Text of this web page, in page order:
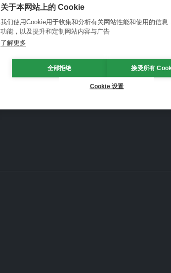
关于本网站上的 Cookie
我们使用Cookie用于收集和分析有关网站性能和使用的信息
功能，以及提升和定制网站内容与广告
了解更多
全部拒绝 接受所有
Cookie 设置